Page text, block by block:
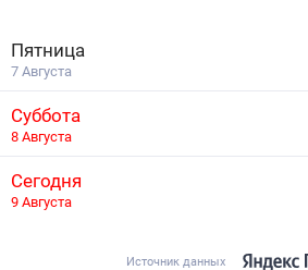
Пятница
7 Августа
Суббота
8 Августа
Сегодня
9 Августа
Источник данных